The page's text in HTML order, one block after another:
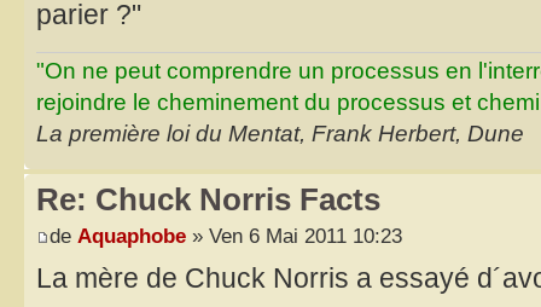
parier ?"
"On ne peut comprendre un processus en
rejoindre le cheminement du processus et
La première loi du Mentat, Frank Herbert, Dune
Re: Chuck Norris Facts
de Aquaphobe » Ven 6 Mai 2011 10:23
La mère de Chuck Norris a essayé